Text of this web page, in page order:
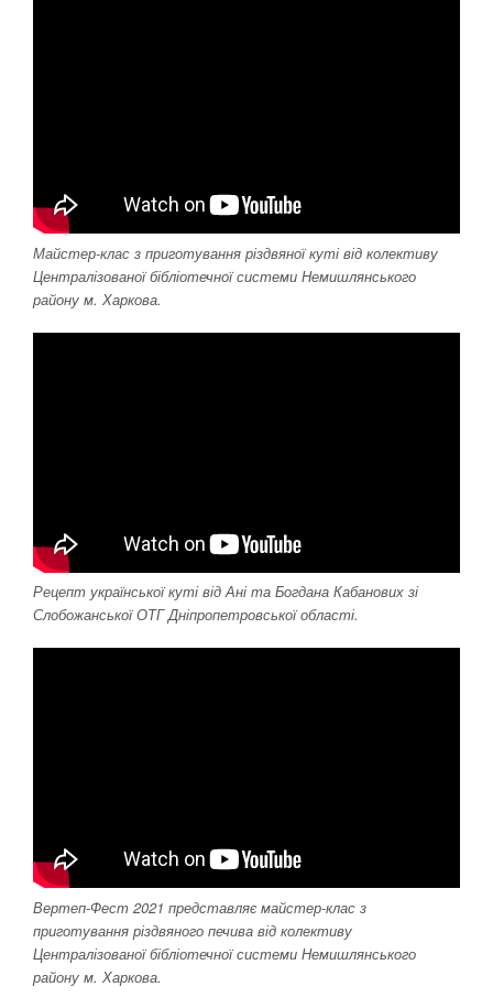
Майстер-клас з приготування різдвяної куті від колективу
Централізованої бібліотечної системи Немишлянського
району м. Харкова.
Рецепт української куті від Ані та Богдана Кабанових зі
Слобожанської ОТГ Дніпропетровської області.
Вертеп-Фест 2021 представляє майстер-клас з
приготування різдвяного печива від колективу
Централізованої бібліотечної системи Немишлянського
району м. Харкова.